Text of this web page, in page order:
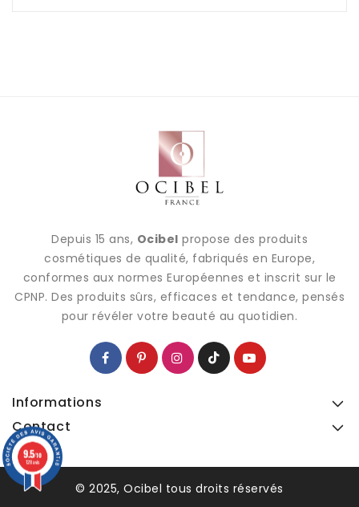
Depuis 15 ans, Ocibel propose des produits
cosmétiques de qualité, fabriqués en Europe,
conformes aux normes Européennes et inscrit sur le
CPNP. Des produits sûrs, efficaces et tendance, pensés
pour révéler votre beauté au quotidien.
Informations
Contact
© 2025, Ocibel tous droits réservés
9.5/10
128 avis
9.5/10
128 avis